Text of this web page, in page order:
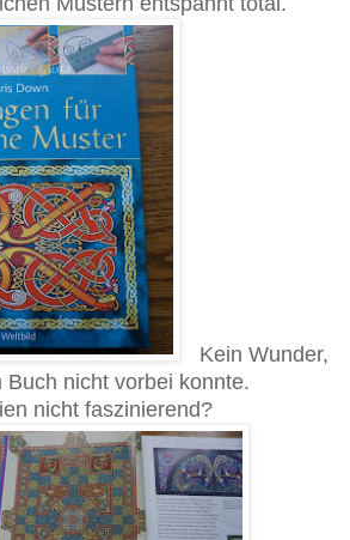
Kein Wunder,
nicht vorbei konnte.
nicht faszinierend?